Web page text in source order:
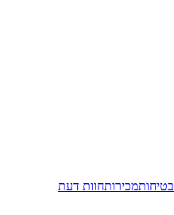
בטיחותמכירותחוות דעת